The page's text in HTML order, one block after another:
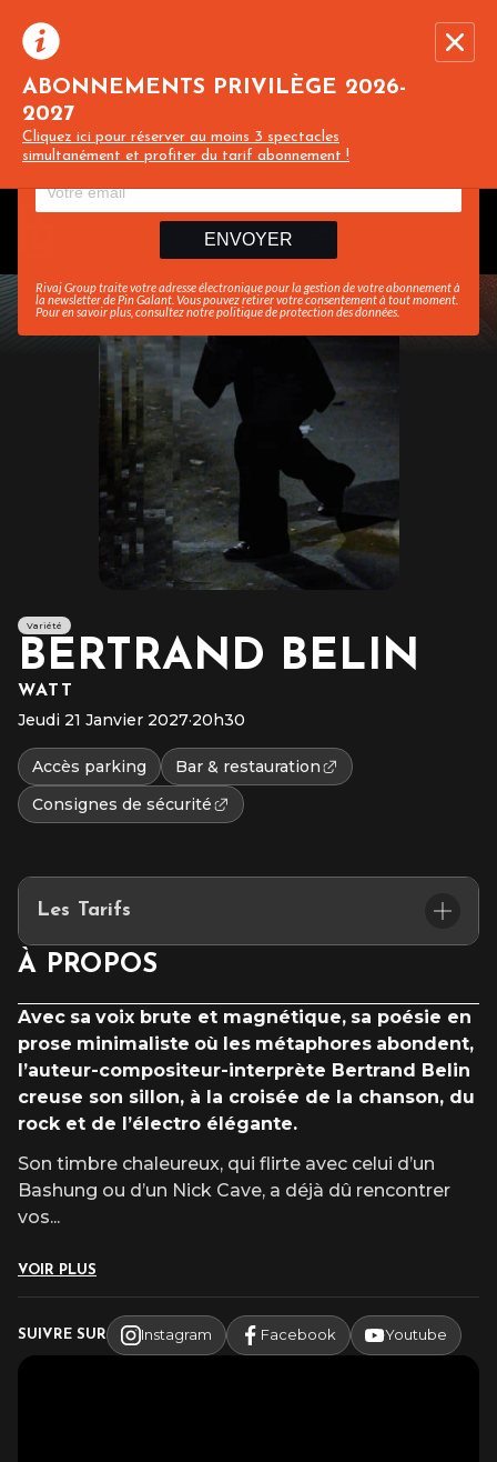
ABONNEMENTS PRIVILÈGE 2026-
2027
Cliquez ici pour réserver au moins 3 spectacles
simultanément et profiter du tarif abonnement !
Recevez toute l’actualité en vous abonnant à
notre newsletter :
ENVOYER
Rivaj Group traite votre adresse électronique pour la gestion de votre abonnement à
la newsletter dePin Galant . Vous pouvez retirer votre consentement à tout moment.
Pour en savoir plus, consultez notrepolitique de protection des données
Variété
BERTRAND BELIN
WATT
Jeudi 21 Janvier 2027·20h30
Accès parking
Bar & restauration
Consignes de sécurité
Les Tarifs
Catégorie Or : 49,90 €
Catégorie 1 : 39,90 €
Catégorie 2 : 34,90 €
INFOS TARIFS
À PROPOS
Avec sa voix brute et magnétique, sa poésie en
prose minimaliste où les métaphores abondent,
l’auteur-compositeur-interprète Bertrand Belin
creuse son sillon, à la croisée de la chanson, du
rock et de l’électro élégante.
Son timbre chaleureux, qui flirte avec celui d’un
Bashung ou d’un Nick Cave, a déjà dû rencontrer
vos...
VOIR PLUS
SUIVRE SUR Instagram Facebook Youtube